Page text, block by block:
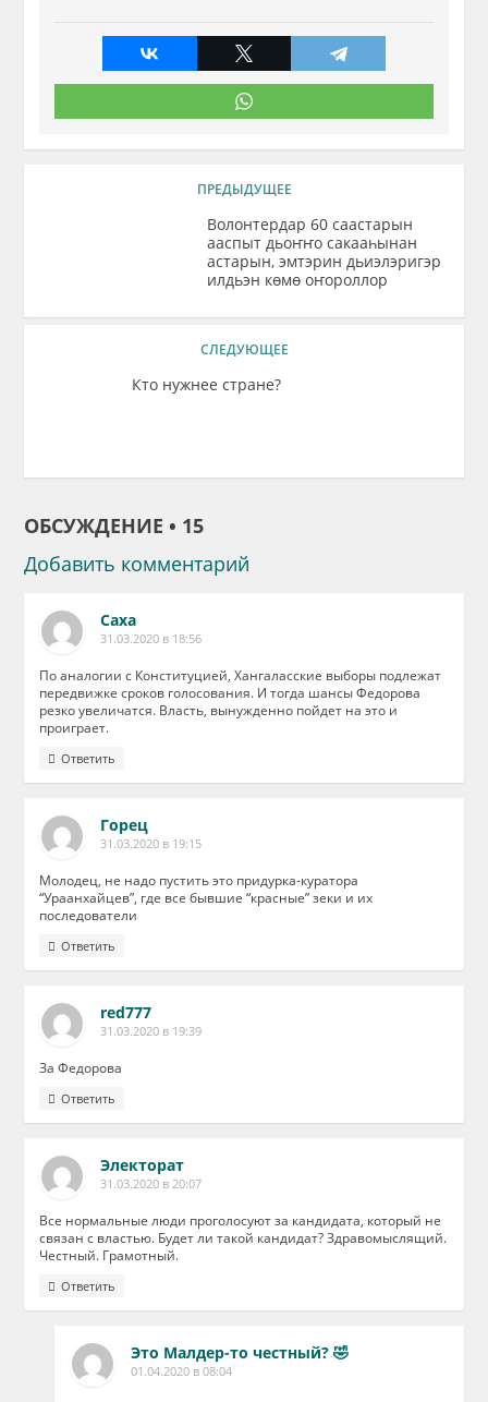
ПРЕДЫДУЩЕЕ
Волонтердар 60 саастарын
ааспыт дьоҥҥо сакааһынан
астарын, эмтэрин дьиэлэригэр
илдьэн көмө оҥороллор
СЛЕДУЮЩЕЕ
Кто нужнее стране?
ОБСУЖДЕНИЕ • 15
Добавить комментарий
Саха
31.03.2020 в 18:56
По аналогии с Конституцией, Хангаласские выборы подлежат
передвижке сроков голосования. И тогда шансы Федорова
резко увеличатся. Власть, вынужденно пойдет на это и
проиграет.
Ответить
Горец
31.03.2020 в 19:15
Молодец, не надо пустить это придурка-куратора
“Ураанхайцев”, где все бывшие “красные” зеки и их
последователи
Ответить
red777
31.03.2020 в 19:39
За Федорова
Ответить
Электорат
31.03.2020 в 20:07
Все нормальные люди проголосуют за кандидата, который не
связан с властью. Будет ли такой кандидат? Здравомыслящий.
Честный. Грамотный.
Ответить
Это Малдер-то честный? 🤣
01.04.2020 в 08:04